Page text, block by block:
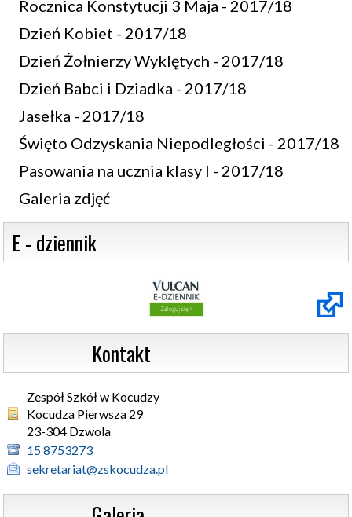
Rocznica Konstytucji 3 Maja - 2017/18
Dzień Kobiet - 2017/18
Dzień Żołnierzy Wyklętych - 2017/18
Dzień Babci i Dziadka - 2017/18
Jasełka - 2017/18
Święto Odzyskania Niepodległości - 2017/18
Pasowania na ucznia klasy I - 2017/18
Galeria zdjęć
E - dziennik
                  Kontakt
Zespół Szkół w Kocudzy
Kocudza Pierwsza 29
23-304 Dzwola
15 8753273
sekretariat@zskocudza.pl